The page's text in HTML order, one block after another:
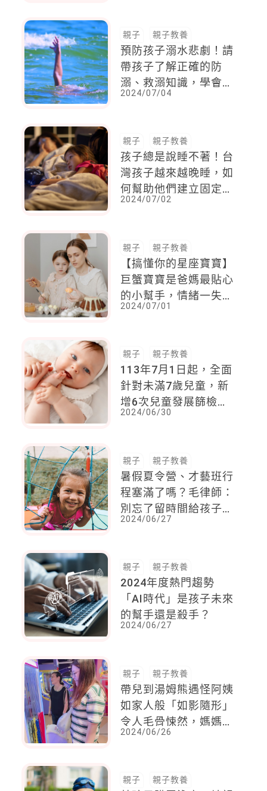
親子 親子教養
預防孩子溺水悲劇！請
帶孩子了解正確的防
溺、救溺知識，學會自
救和救人
2024/07/04
親子 親子教養
孩子總是說睡不著！台
灣孩子越來越晚睡，如
何幫助他們建立固定的
睡眠模式
2024/07/02
親子 親子教養
【搞懂你的星座寶寶】
巨蟹寶寶是爸媽最貼心
的小幫手，情緒一失控
最需要被了解被同理
2024/07/01
親子 親子教養
113年7月1日起，全面
針對未滿7歲兒童，新
增6次兒童發展篩檢服
務
2024/06/30
親子 親子教養
暑假夏令營、才藝班行
程塞滿了嗎？毛律師：
別忘了留時間給孩子好
好「玩耍」
2024/06/27
親子 親子教養
2024年度熱門趨勢
「AI時代」是孩子未來
的幫手還是殺手？
2024/06/27
親子 親子教養
帶兒到湯姆熊遇怪阿姨
如家人般「如影隨形」
令人毛骨悚然，媽媽：
千萬別讓孩子離開視
2024/06/26
親子 親子教養